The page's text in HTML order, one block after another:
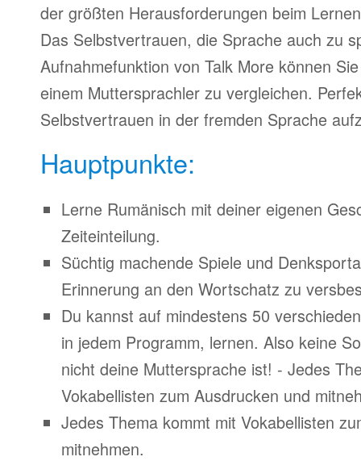
der größten Herausforderungen beim
Das Selbstvertrauen, die Sprache auch zu
Aufnahmefunktion von Talk More können
einem Muttersprachler zu vergleichen.
Selbstvertrauen in der fremden Sprache
Hauptpunkte:
Lerne Rumänisch mit deiner eigenen
Zeiteinteilung.
Süchtig machende Spiele und
Erinnerung an den Wortschatz zu
Du kannst auf mindestens 50
in jedem Programm, lernen. Also keine
nicht deine Muttersprache ist! - Jedes
Vokabellisten zum Ausdrucken und
Jedes Thema kommt mit Vokabellisten
mitnehmen.